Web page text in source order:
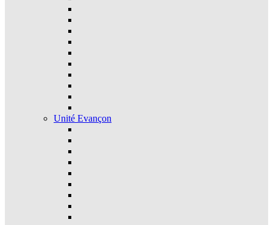
Unité Evançon